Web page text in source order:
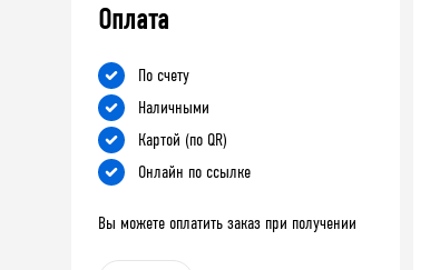
Оплата
По счету
Наличными
Картой (по QR)
Онлайн по ссылке
Вы можете оплатить заказ при получении